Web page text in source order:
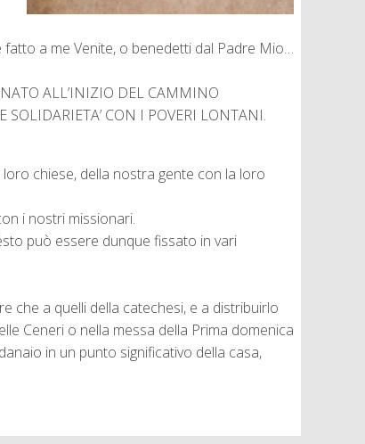
a me Venite, o benedetti dal Padre Mio…
ALL’INIZIO DEL CAMMINO
CON I POVERI LONTANI.
chiese, della nostra gente con la loro
i nostri missionari.
può essere dunque fissato in vari
che a quelli della catechesi, e a distribuirlo
Ceneri o nella messa della Prima domenica
in un punto significativo della casa,